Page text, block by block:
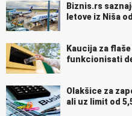
Biznis.rs
letove iz Niša
Kaucija za
funkcionisati
Olakšice za
ali uz limit od